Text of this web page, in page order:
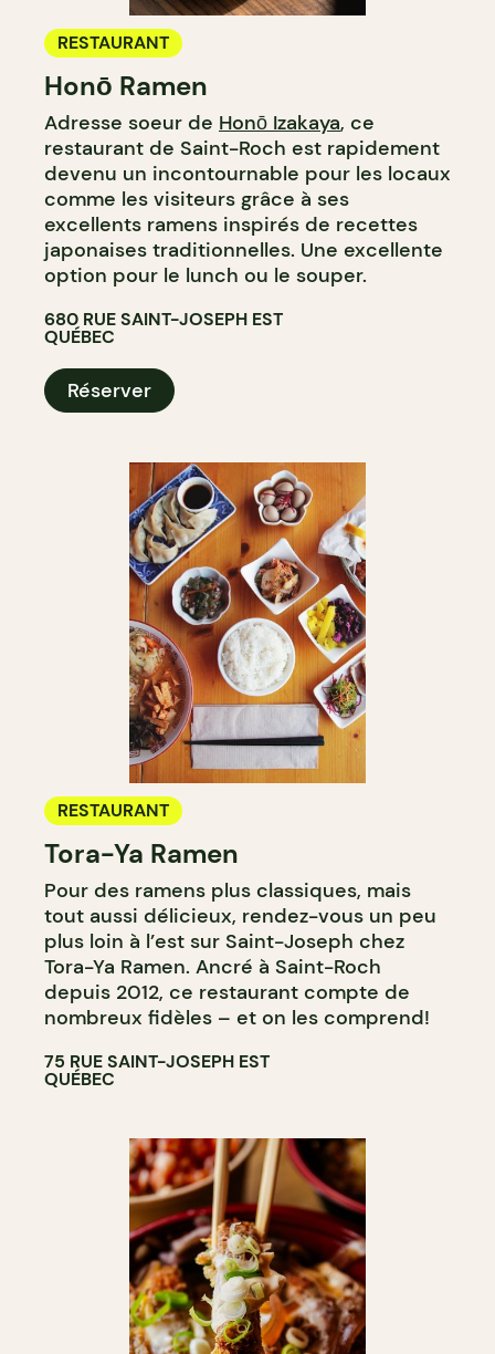
RESTAURANT
Honō Ramen
Adresse soeur de Honō Izakaya, ce
restaurant de Saint-Roch est rapidement
devenu un incontournable pour les locaux
comme les visiteurs grâce à ses
excellents ramens inspirés de recettes
japonaises traditionnelles. Une excellente
option pour le lunch ou le souper.
680 RUE SAINT-JOSEPH EST
QUÉBEC
Réserver
RESTAURANT
Tora-Ya Ramen
Pour des ramens plus classiques, mais
tout aussi délicieux, rendez-vous un peu
plus loin à l’est sur Saint-Joseph chez
Tora-Ya Ramen. Ancré à Saint-Roch
depuis 2012, ce restaurant compte de
nombreux fidèles – et on les comprend!
75 RUE SAINT-JOSEPH EST
QUÉBEC